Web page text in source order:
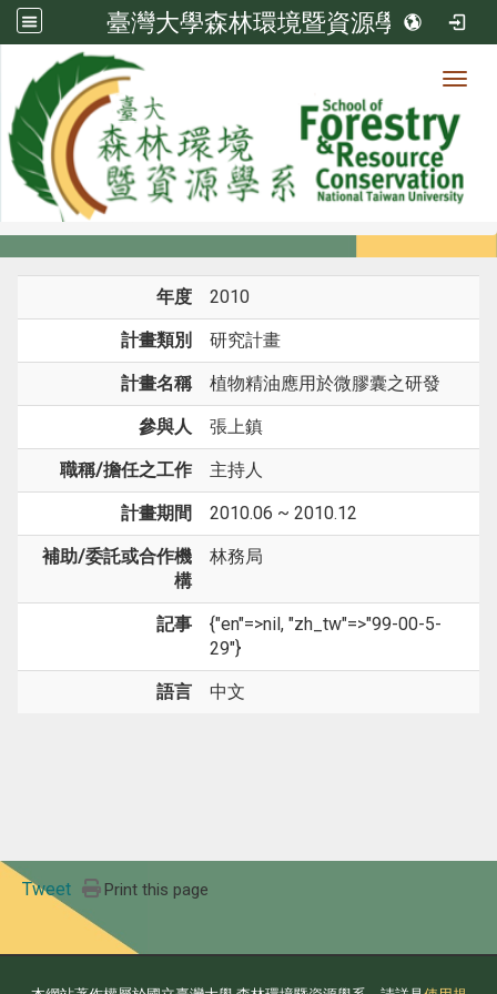
臺灣大學森林環境暨資源學系
系所成員
系所成員
年度 2010
計畫類別 研究計畫
計畫名稱 植物精油應用於微膠囊之研發
參與人 張上鎮
職稱/擔任之工作 主持人
計畫期間 2010.06 ~ 2010.12
補助/委託或合作機
構
林務局
記事
{"en"=>nil, "zh_tw"=>"99-00-5-
29"}
語言 中文
Tweet Print this page